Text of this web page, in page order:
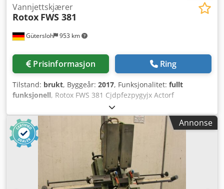
Gütersloh 953 km
Vannjettskjærer
Rotox FWS 381
Prisinformasjon Ring
Tilstand: brukt, Byggeår: 2017, Funksjonalitet: fullt
funksjonell, Rotox FWS 381 Cjdpfezpygyjx Actorf
Annonse